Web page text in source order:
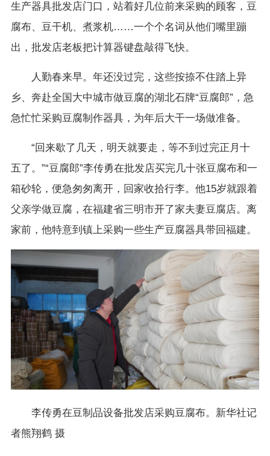
生产器具批发店门口，站着好几位前来采购的顾客，豆
腐布、豆干机、煮浆机……一个个名词从他们嘴里蹦
出，批发店老板把计算器键盘敲得飞快。
人勤春来早。年还没过完，这些按捺不住踏上异
乡、奔赴全国大中城市做豆腐的湖北石牌“豆腐郎”，急
急忙忙采购豆腐制作器具，为年后大干一场做准备。
“回来歇了几天，明天就要走，等不到过完正月十
五了。”“豆腐郎”李传勇在批发店买完几十张豆腐布和一
箱砂轮，便急匆匆离开，回家收拾行李。他15岁就跟着
父亲学做豆腐，在福建省三明市开了家夫妻豆腐店。离
家前，他特意到镇上采购一些生产豆腐器具带回福建。
李传勇在豆制品设备批发店采购豆腐布。新华社记
者熊翔鹤 摄